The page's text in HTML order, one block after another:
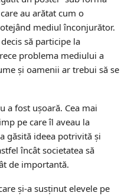
au arătat cum o
mediul înconjurător.
să participe la
problema mediului a
și oamenii ar trebui să se
a fost ușoară. Cea mai
pe care îl aveau la
găsită ideea potrivită și
încât societatea să
de importantă.
și-a susținut elevele pe